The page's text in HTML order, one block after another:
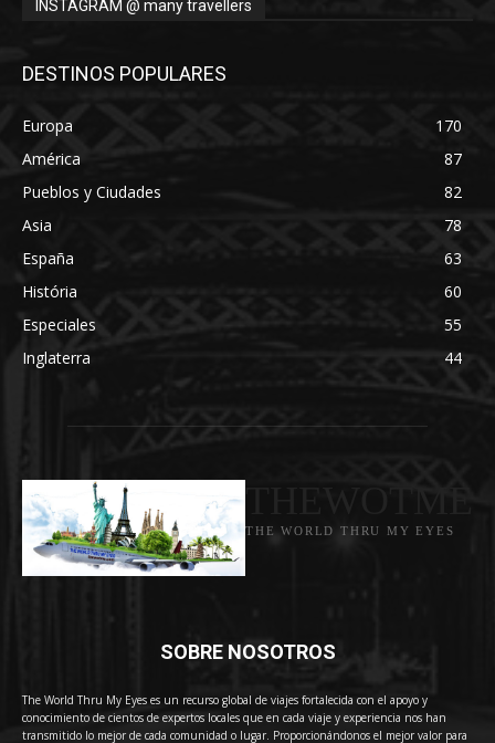
INSTAGRAM @ many travellers
DESTINOS POPULARES
Europa
170
América
87
Pueblos y Ciudades
82
Asia
78
España
63
História
60
Especiales
55
Inglaterra
44
THE WORLD THRU MY EYES
SOBRE NOSOTROS
The World Thru My Eyes es un recurso global de viajes fortalecida con el apoyo y
conocimiento de cientos de expertos locales que en cada viaje y experiencia nos han
transmitido lo mejor de cada comunidad o lugar. Proporcionándonos el mejor valor para